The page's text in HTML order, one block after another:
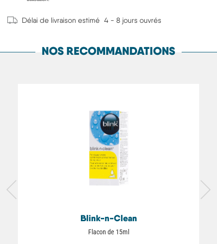
Délai de livraison estimé 4 - 8 jours ouvrés
NOS RECOMMANDATIONS
Blink-n-Clean
Flacon de 15ml